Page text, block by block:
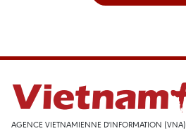
AGENCE VIETNAMIENNE D'INFORMATION (VNA)